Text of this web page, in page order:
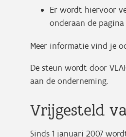
Er wordt hiervoor
onderaan de pagina
Meer informatie vind je
De steun wordt door
aan de onderneming.
Vrijgesteld
Sinds 1 januari 2007